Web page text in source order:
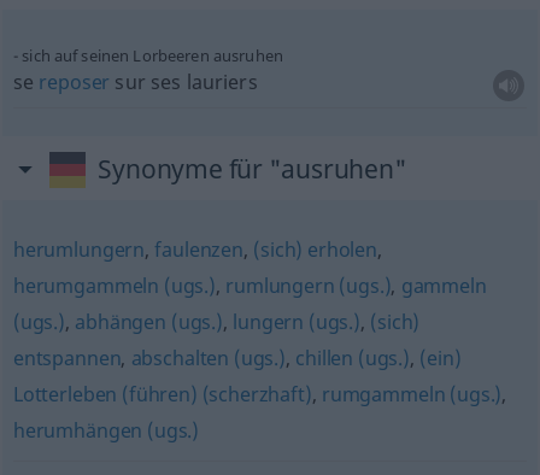
sich auf seinen Lorbeeren ausruhen
se reposer sur ses lauriers
Synonyme für "ausruhen"
herumlungern,faulenzen, (sich) erholen,
herumgammeln (ugs.), rumlungern (ugs.), gammeln
(ugs.), abhängen (ugs.), lungern (ugs.), (sich)
entspannen, abschalten (ugs.), chillen (ugs.), (ein)
Lotterleben (führen) (scherzhaft), rumgammeln (ugs.),
herumhängen (ugs.)